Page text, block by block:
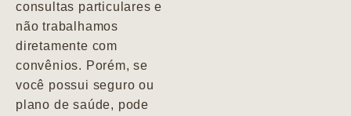
consultas particulares e
não trabalhamos
diretamente com
convênios. Porém, se
você possui seguro ou
plano de saúde, pode